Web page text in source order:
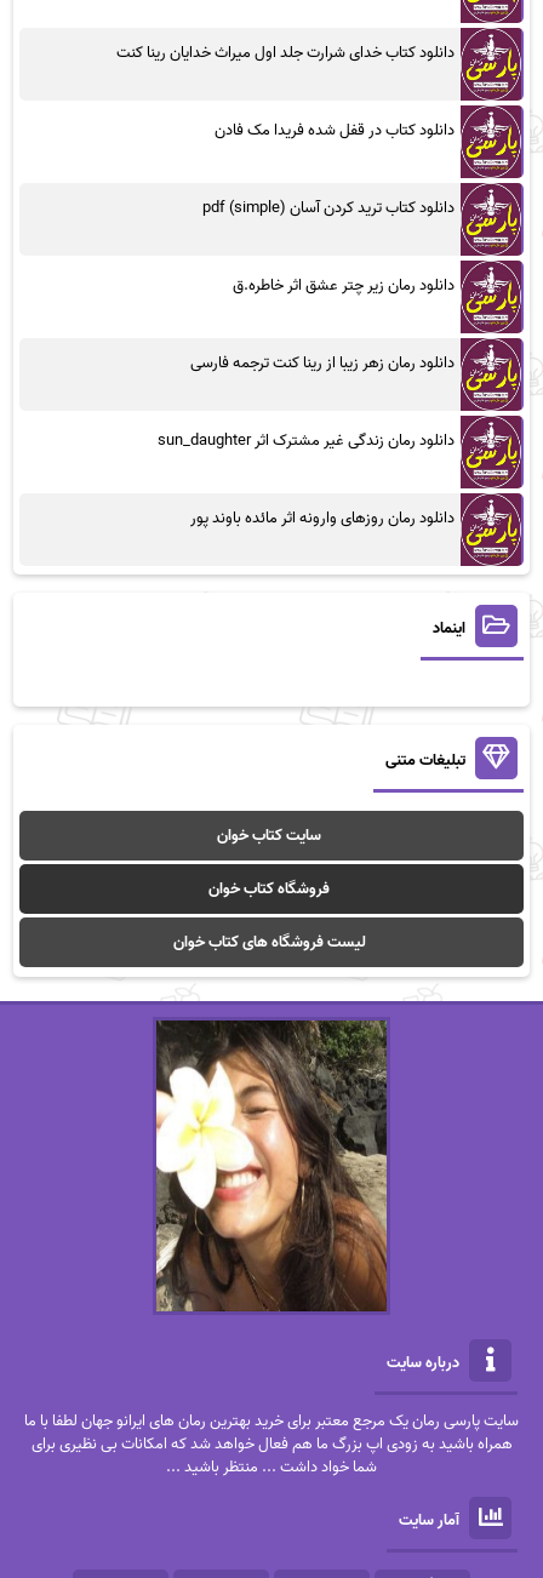
دانلود کتاب خدای شرارت جلد اول میراث خدایان رینا کنت
دانلود کتاب در قفل شده فریدا مک فادن
دانلود کتاب ترید کردن آسان (simple) pdf
دانلود رمان زیر چتر عشق اثر خاطره.ق
دانلود رمان زهر زیبا از رینا کنت ترجمه فارسی
دانلود رمان زندگی غیر مشترک اثر sun_daughter
دانلود رمان روزهای وارونه اثر مائده باوند پور
اینماد
تبلیغات متنی
سایت کتاب خوان
فروشگاه کتاب خوان
لیست فروشگاه های کتاب خوان
درباره سایت
سایت پارسی رمان یک مرجع معتبر برای خرید بهترین رمان های ایرانو جهان لطفا با ما
همراه باشید به زودی اپ بزرگ ما هم فعال خواهد شد که امکانات بی نظیری برای
شما خواد داشت ... منتظر باشید ...
آمار سایت